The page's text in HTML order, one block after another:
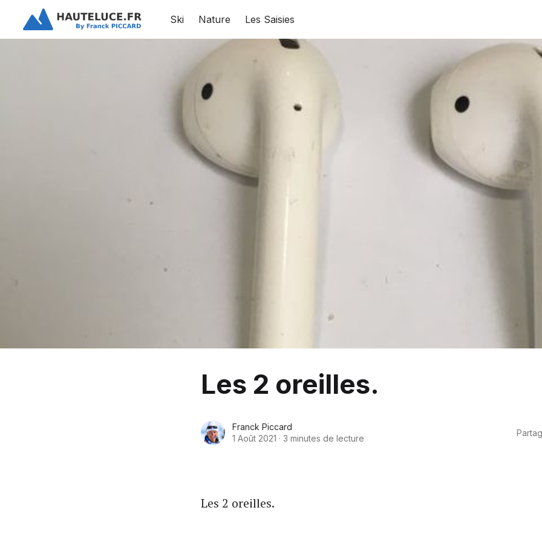
Ski Nature Les Saisies
Les 2 oreilles.
Franck Piccard
1 Août 2021 · 3 minutes de lecture
Les 2 oreilles.